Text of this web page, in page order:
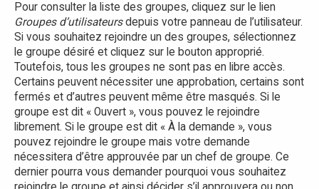
Pour consulter la liste des groupes, cliquez sur le lien
Groupes d’utilisateursdepuis votre panneau de l’utilisateur.
Si vous souhaitez rejoindre un des groupes, sélectionnez
le groupe désiré et cliquez sur le bouton approprié.
Toutefois, tous les groupes ne sont pas en libre accès.
Certains peuvent nécessiter une approbation, certains sont
fermés et d’autres peuvent même être masqués. Si le
groupe est dit « Ouvert », vous pouvez le rejoindre
librement. Si le groupe est dit « À la demande », vous
pouvez rejoindre le groupe mais votre demande
nécessitera d’être approuvée par un chef de groupe. Ce
dernier pourra vous demander pourquoi vous souhaitez